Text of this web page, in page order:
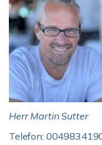
Herr Martin Sutter
Telefon: